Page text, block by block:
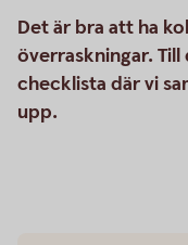
Det är bra att ha
överraskningar.
checklista där vi
upp.